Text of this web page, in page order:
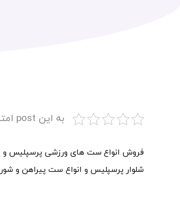
به این post امتیار دهید
شلوار پرسپلیس و انواع ست پیراهن و